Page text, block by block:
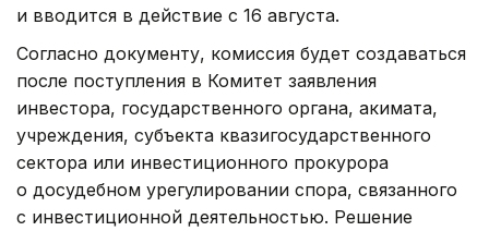
и вводится в действие с 16 августа.
Согласно документу, комиссия будет создаваться
после поступления в Комитет заявления
инвестора, государственного органа, акимата,
учреждения, субъекта квазигосударственного
сектора или инвестиционного прокурора
о досудебном урегулировании спора, связанного
с инвестиционной деятельностью. Решение